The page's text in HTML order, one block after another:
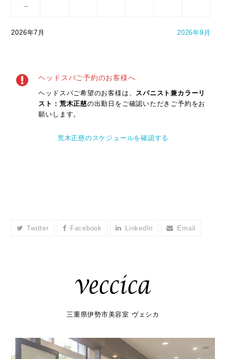
－
2026年7月 2026年9月
ヘッドスパご予約のお客様へ
ヘッドスパご希望のお客様は、
スパニスト兼カラーリ
スト：荒木正慈の出勤日をご確認いただきご予約をお
願いします。
荒木正慈のスケジュールを確認する
Twitter Facebook LinkedIn Email
三重県伊勢市美容室 ヴェシカ